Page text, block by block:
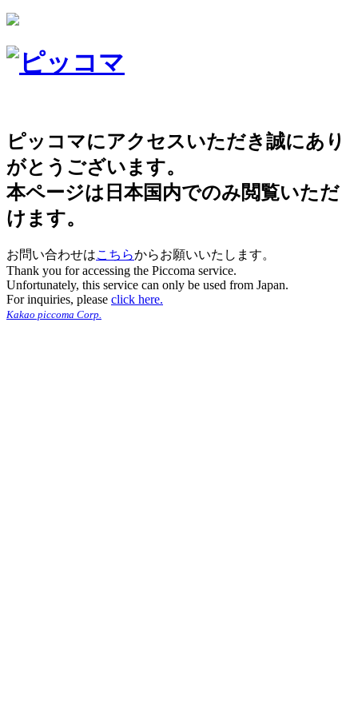
ピッコマにアクセスいただき誠にあり
がとうございます。
本ページは日本国内でのみ閲覧いただ
けます。
お問い合わせはこちらからお願いいたします。
Thank you for accessing the Piccoma service.
Unfortunately, this service can only be used from Japan.
For inquiries, please click here.
Kakao piccoma Corp.